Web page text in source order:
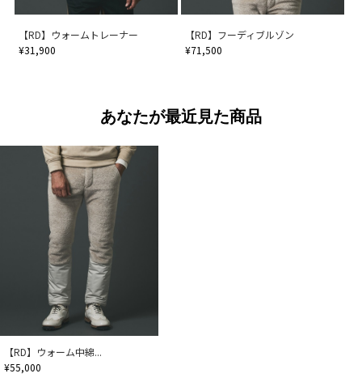
【RD】ウォームトレーナー
¥31,900
【RD】フーディブルゾン
¥71,500
あなたが最近見た商品
【RD】ウォーム中綿...
¥55,000